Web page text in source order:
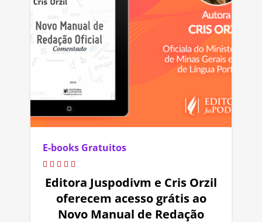
E-books Gratuitos
Editora Juspodivm e Cris Orzil
oferecem acesso grátis ao
Novo Manual de Redação